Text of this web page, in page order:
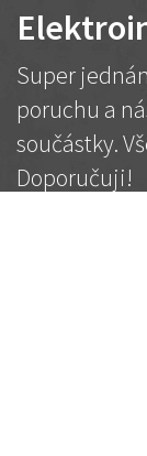
Super
poruchu a
součástky.
Doporučuji!